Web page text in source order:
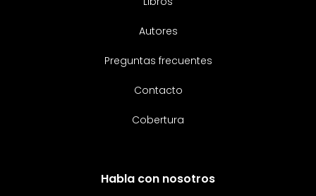
Autores
Preguntas frecuentes
Contacto
Cobertura
Habla con nosotros